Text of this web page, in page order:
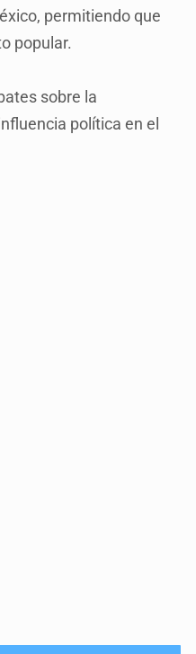
permitiendo que
popular.
sobre la
política en el